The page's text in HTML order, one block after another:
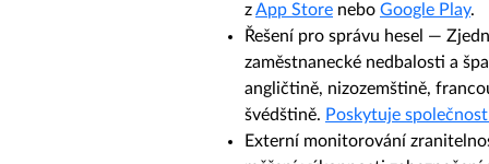
zApp Store nebo Google Play.​
Řešení pro správu hese l —
zaměstnanecké nedbalosti a
angličtině, nizozemštině,
švédštině. Poskytuje
Externí monitorování